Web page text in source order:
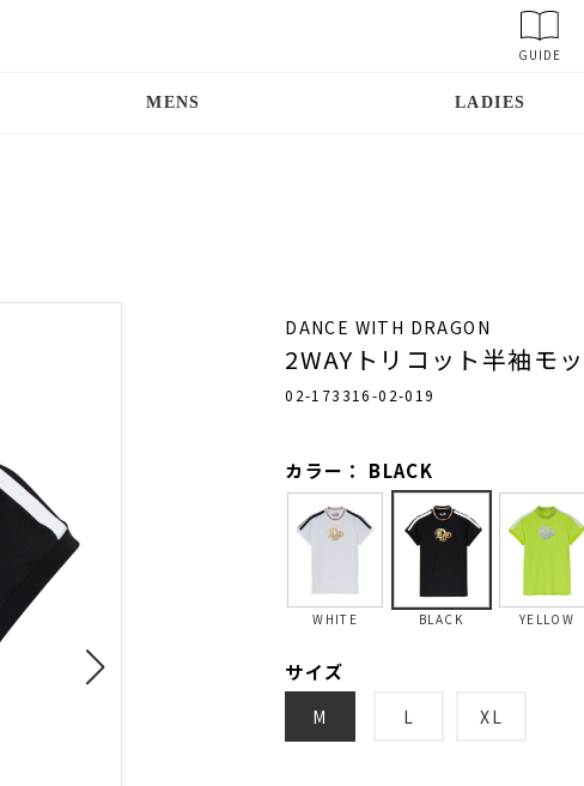
GUIDE
MENS LADIES
DANCE WITH DRAGON
2WAYトリコット半袖モ
02-173316-02-019
カラー： BLACK
WHITE BLACK YELLOW
サイズ
M L XL